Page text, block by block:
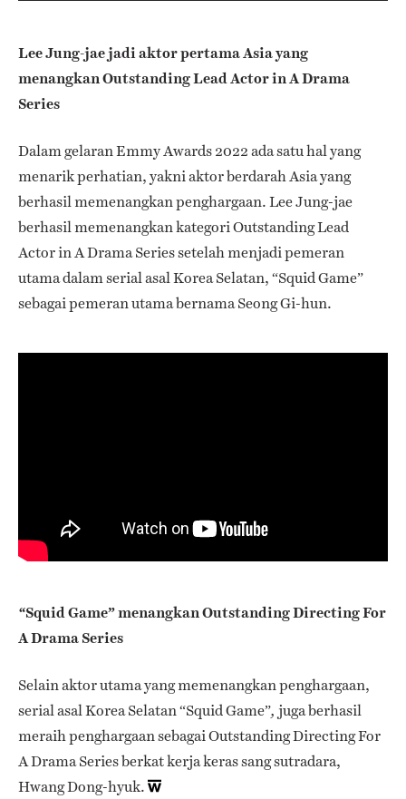
Lee Jung-jae jadi aktor pertama Asia yang
menangkan Outstanding Lead Actor in A Drama
Series
Dalam gelaran Emmy Awards 2022 ada satu hal yang
menarik perhatian, yakni aktor berdarah Asia yang
berhasil memenangkan penghargaan. Lee Jung-jae
berhasil memenangkan kategori Outstanding Lead
Actor in A Drama Series setelah menjadi pemeran
utama dalam serial asal Korea Selatan, “Squid Game”
sebagai pemeran utama bernama Seong Gi-hun.
“Squid Game”menangkan Outstanding Directing For
A Drama Series
Selain aktor utama yang memenangkan penghargaan,
serial asal Korea Selatan “Squid Game”, juga berhasil
meraih penghargaan sebagai Outstanding Directing For
A Drama Series berkat kerja keras sang sutradara,
Hwang Dong-hyuk.